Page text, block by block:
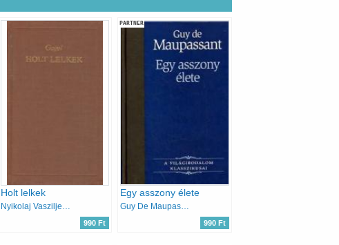
Holt lelkek
Nyikolaj Vasziljevics Gogol
990 Ft
PARTNER
Egy asszony élete
Guy De Maupassant
990 Ft